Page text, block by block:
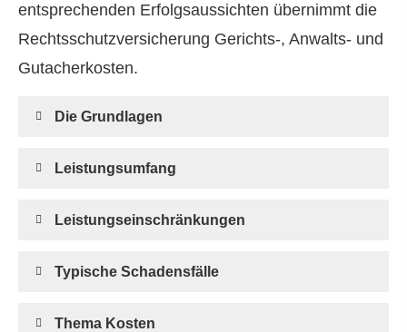
entsprechenden Erfolgsaussichten übernimmt die
Rechts­schutz­ver­si­che­rung Gerichts-, Anwalts- und
Gutacherkosten.
Die Grundlagen
Leistungsumfang
Leistungseinschränkungen
Typische Schadensfälle
Thema Kosten